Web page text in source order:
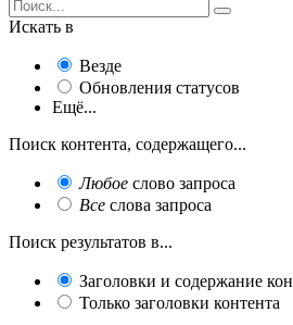
Искать в
Везде
Обновления статусов
Ещё...
Поиск контента, содержащего...
Любое слово запроса
Все слова запроса
Поиск результатов в...
Заголовки и содержание
Только заголовки контента